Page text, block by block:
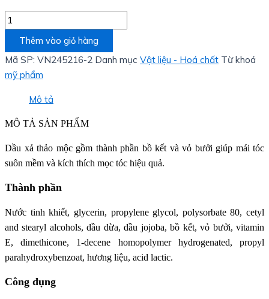
Thêm vào giỏ hàng
Mã SP: VN245216-2 Danh mục Vật liệu - Hoá chất Từ khoá
mỹ phẩm
Mô tả
MÔ TẢ SẢN PHẨM
Dầu xả thảo mộc gồm thành phần bồ kết và vỏ bưởi giúp mái tóc
suôn mềm và kích thích mọc tóc hiệu quả.
Thành phần
Nước tinh khiết, glycerin, propylene glycol, polysorbate 80, cetyl
and stearyl alcohols, dầu dừa, dầu jojoba, bồ kết, vỏ bưởi, vitamin
E, dimethicone, 1-decene homopolymer hydrogenated, propyl
parahydroxybenzoat, hương liệu, acid lactic.
Công dụng